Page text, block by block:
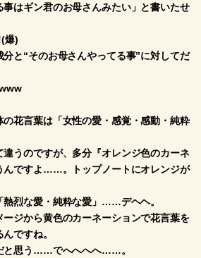
事はギン君のお母さんみたい」と書いたせ
爆)
分と“そのお母さんやってる事”に対してだ
花言葉は「女性の愛・感覚・感動・純粋
うのですが、多分『オレンジ色のカーネ
んですよ……。トップノートにオレンジが
熱烈な愛・純粋な愛」……デヘヘ。
ージから黄色のカーネーションで花言葉を
ですね。
と思う……でへへへへ……。